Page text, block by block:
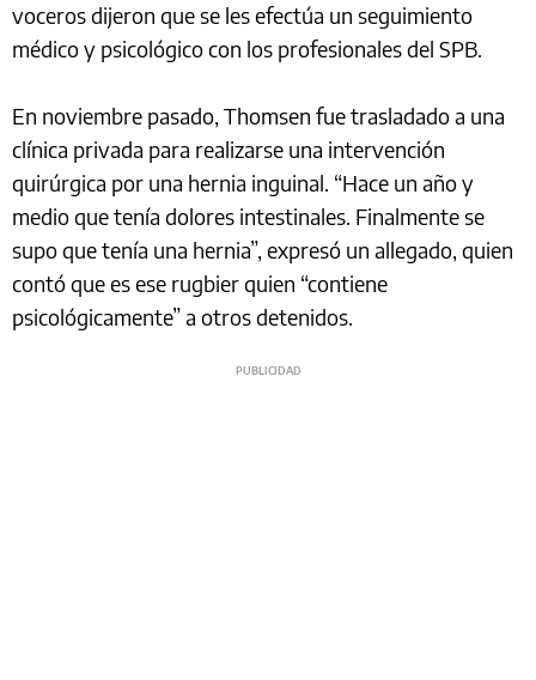
voceros dijeron que se les efectúa un seguimiento
médico y psicológico con los profesionales del SPB.
En noviembre pasado, Thomsen fue trasladado a una
clínica privada para realizarse una intervención
quirúrgica por una hernia inguinal. “Hace un año y
medio que tenía dolores intestinales. Finalmente se
supo que tenía una hernia”, expresó un allegado, quien
contó que es ese rugbier quien “contiene
psicológicamente” a otros detenidos.